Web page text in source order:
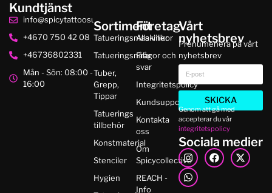
Kundtjänst
info@spicytattoosupplies.se
+4670 750 42 08
+46736802331
Mån - Sön: 08:00 -
16:00
Sortiment
Tatueringsmaskiner
Tatueringsnålar
Tuber,
Grepp,
Tippar
Tatuerings
tillbehör
Konstmaterial
Stenciler
Hygien
Företag
Alla villkor
Frågor och
svar
Integritetspolicy
Kundsupport
Kontakta
oss
Om
Spicycollective
REACH -
Info
Vårt
nyhetsbrev
Prenumenera på vårt
nyhetsbrev
SKICKA
Genom att gå med
accepterar du vår
integritetspolicy
Sociala medier